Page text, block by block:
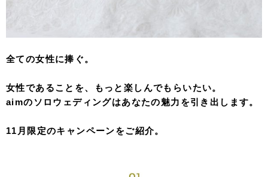
全ての女性に捧ぐ。
女性であることを、もっと楽しんでもらいたい。
aimのソロウェディングはあなたの魅力を引き出します。
11月限定のキャンペーンをご紹介。